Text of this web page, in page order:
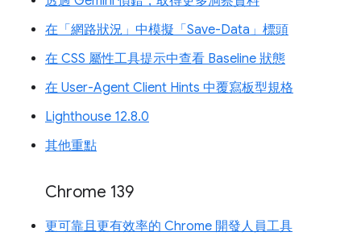
在「網路狀況」中模擬「Save-Data」標頭
在 CSS 屬性工具提示中查看 Baseline 狀態
在 User-Agent Client Hints 中覆寫板型規格
Lighthouse 12.8.0
其他重點
Chrome 139
更可靠且更有效率的 Chrome 開發人員工具